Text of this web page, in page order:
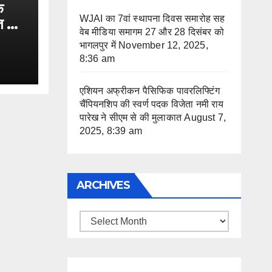
का
WJAI का 7वां स्थापना दिवस समारोह सह
वेब मीडिया समागम 27 और 28 दिसंबर को
भागलपुर में November 12, 2025,
8:36 am
एशियन अफ्रीकन पैसिफिक पावरलिफ्टिंग
चैंपियनशिप की स्वर्ण पदक विजेता नमी राय
पारेख ने सीएम से की मुलाकात August 7,
2025, 8:39 am
ARCHIVES
Archives